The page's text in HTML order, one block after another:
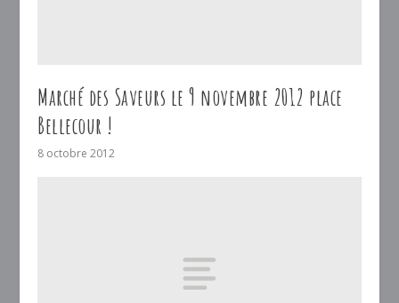
Marché des Saveurs le 9 novembre 2012 place
Bellecour !
8 octobre 2012